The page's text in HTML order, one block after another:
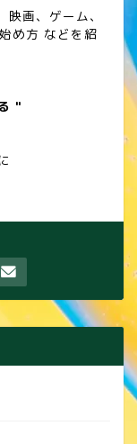
画、ゲーム、
め方 などを紹
"